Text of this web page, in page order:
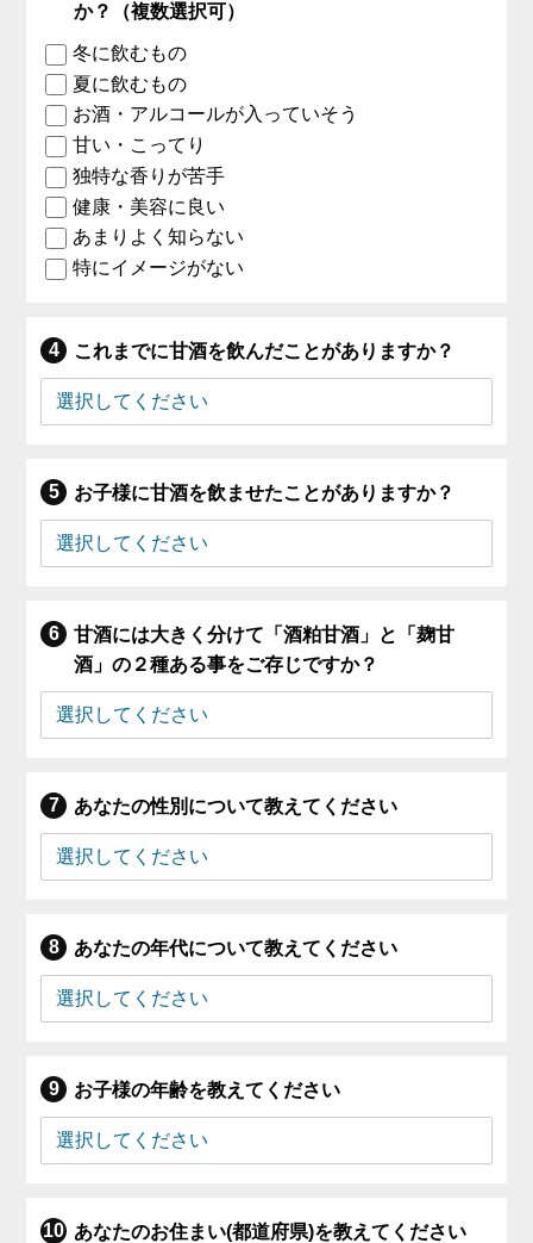
か？（複数選択可）
冬に飲むもの
夏に飲むもの
お酒・アルコールが入っていそう
甘い・こってり
独特な香りが苦手
健康・美容に良い
あまりよく知らない
特にイメージがない
これまでに甘酒を飲んだことがありますか？
お子様に甘酒を飲ませたことがありますか？
甘酒には大きく分けて「酒粕甘酒」と「麹甘
酒」の２種ある事をご存じですか？
あなたの性別について教えてください
あなたの年代について教えてください
お子様の年齢を教えてください
あなたのお住まい(都道府県)を教えてください